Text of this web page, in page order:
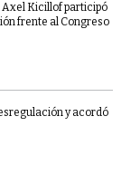
Axel Kicillof participó
frente al Congreso
y acordó